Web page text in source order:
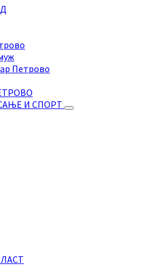
Петрово
И СПОРТ